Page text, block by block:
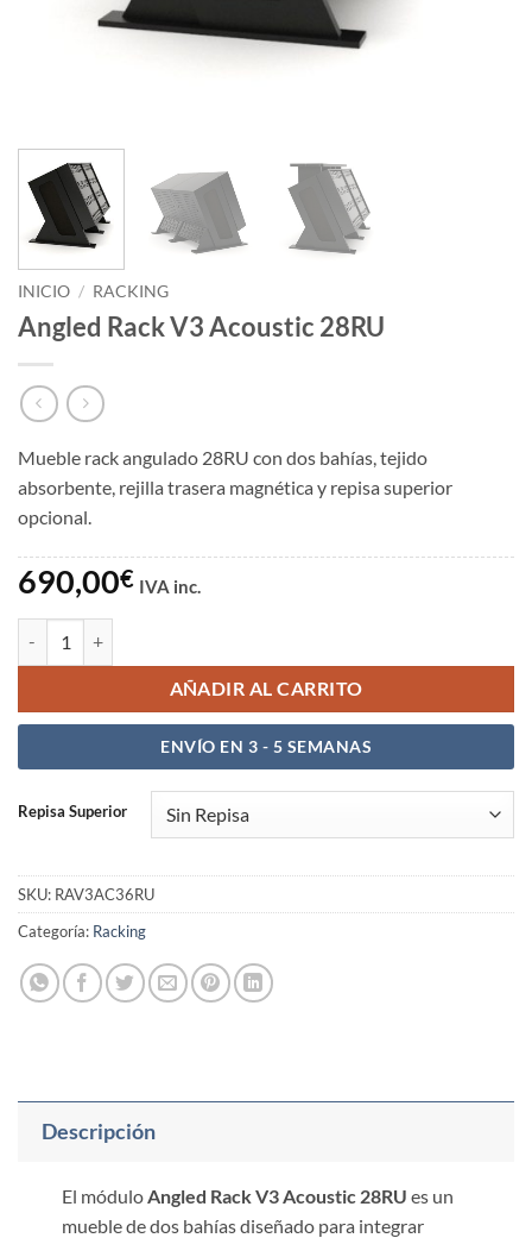
INICIO / RACKING
Angled Rack V3 Acoustic 28RU
Mueble rack angulado 28RU con dos bahías, tejido
absorbente, rejilla trasera magnética y repisa superior
opcional.
690,00€ IVA inc.
AÑADIR AL CARRITO
ENVÍO EN 3 - 5 SEMANAS
Repisa Superior
SKU: RAV3AC36RU
Categoría: Racking
Descripción
El módulo Angled Rack V3 Acoustic 28RU es un
mueble de dos bahías diseñado para integrar